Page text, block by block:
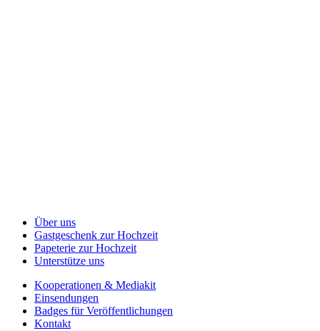
Über uns
Gastgeschenk zur Hochzeit
Papeterie zur Hochzeit
Unterstütze uns
Kooperationen & Mediakit
Einsendungen
Badges für Veröffentlichungen
Kontakt